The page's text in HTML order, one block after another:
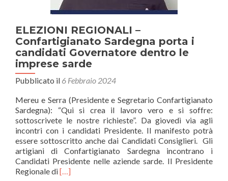
ELEZIONI REGIONALI –
Confartigianato Sardegna porta i
candidati Governatore dentro le
imprese sarde
Pubblicato il 6 Febbraio 2024
Mereu e Serra (Presidente e Segretario Confartigianato
Sardegna): “Qui si crea il lavoro vero e si soffre:
sottoscrivete le nostre richieste”. Da giovedì via agli
incontri con i candidati Presidente. Il manifesto potrà
essere sottoscritto anche dai Candidati Consiglieri. Gli
artigiani di Confartigianato Sardegna incontrano i
Candidati Presidente nelle aziende sarde. Il Presidente
Regionale diLeggi
[…]